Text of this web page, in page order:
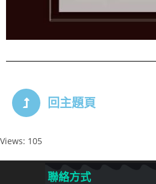
回主題頁
Views: 105
聯絡方式